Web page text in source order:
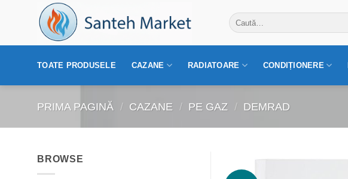
Caută
după:
TOATE PRODUSELE CAZANE RADIATOARE CONDIȚIONERE
PRIMA PAGINĂ / CAZANE / PE GAZ / DEMRAD
BROWSE